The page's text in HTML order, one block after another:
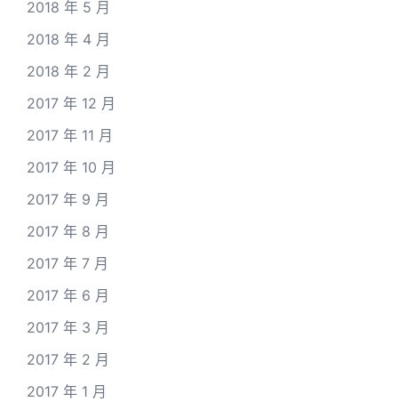
2018 年 5 月
2018 年 4 月
2018 年 2 月
2017 年 12 月
2017 年 11 月
2017 年 10 月
2017 年 9 月
2017 年 8 月
2017 年 7 月
2017 年 6 月
2017 年 3 月
2017 年 2 月
2017 年 1 月